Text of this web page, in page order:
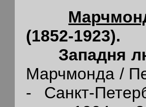
(1852-1923).
Западня
Марчмонда /
- Санкт-